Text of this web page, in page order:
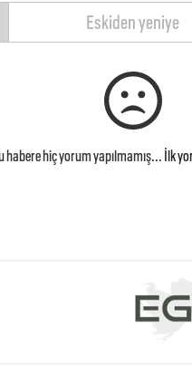
Eskiden yeniye
habere hiç yorum yapılmamış... İlk